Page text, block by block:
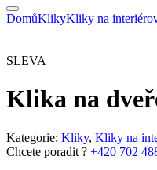
DomůKlikyKliky na
SLEVA
Klika na
Kategorie: Kliky, Kliky na
Chcete poradit ? +420 702